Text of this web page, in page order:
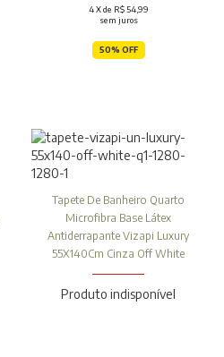
4X de R$ 54,99
sem juros
50% OFF
Tapete De Banheiro Quarto
Microfibra Base Látex
Antiderrapante Vizapi Luxury
55X140Cm Cinza Off White
Produto indisponível